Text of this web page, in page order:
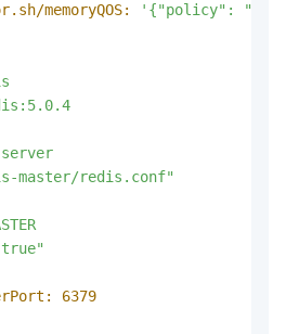
memoryQOS:
'{"policy":
master/redis.conf"
6379